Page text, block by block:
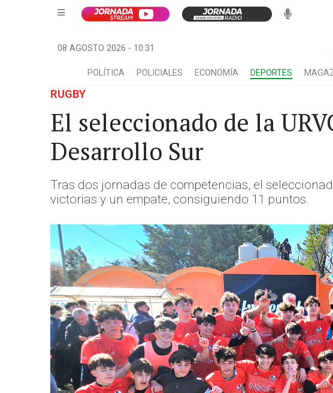
08 AGOSTO 2026 - 10:31
POLÍTICA POLICIALES ECONOMÍA DEPORTES
RUGBY
El seleccionado de la
Desarrollo Sur
Tras dos jornadas de competencias, el
victorias y un empate, consiguiendo 11 puntos.